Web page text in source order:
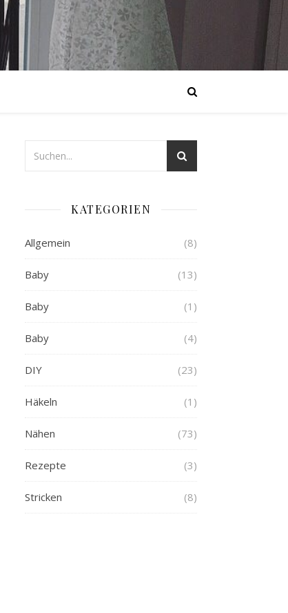
KATEGORIEN
Allgemein (8)
Baby (13)
Baby (1)
Baby (4)
DIY (23)
Häkeln (1)
Nähen (73)
Rezepte (3)
Stricken (8)